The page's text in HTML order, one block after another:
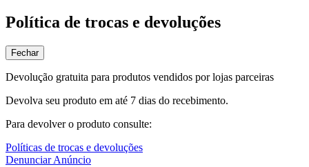
Política de trocas e devoluções
Fechar
Devolução gratuita para produtos vendidos por lojas parceiras
Devolva seu produto em até 7 dias do recebimento.
Para devolver o produto consulte:
Políticas de trocas e devoluções
Denunciar Anúncio